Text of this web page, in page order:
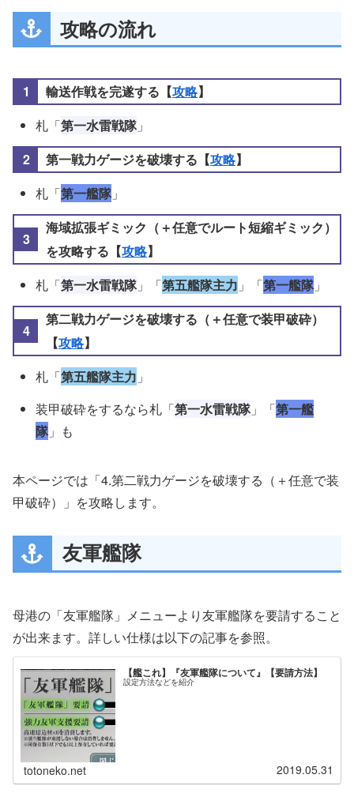
攻略の流れ
輸送作戦を完遂する【攻略】
札「第一水雷戦隊」
第一戦力ゲージを破壊する【攻略】
札「第一艦隊」
海域拡張ギミック（＋任意でルート短縮ギミック）
を攻略する【攻略】
札「第一水雷戦隊」「第五艦隊主力 」「第一艦隊」
第二戦力ゲージを破壊する（＋任意で装甲破砕）
【攻略】
札「第五艦隊主力 」
装甲破砕をするなら札「第一水雷戦隊」「第一艦
隊」も
本ページでは「4.第二戦力ゲージを破壊する（＋任意で装
甲破砕）」を攻略します。
友軍艦隊
母港の「友軍艦隊」メニューより友軍艦隊を要請すること
が出来ます。詳しい仕様は以下の記事を参照。
【艦これ】『友軍艦隊について』【要請方法】
設定方法などを紹介
totoneko.net 2019.05.31